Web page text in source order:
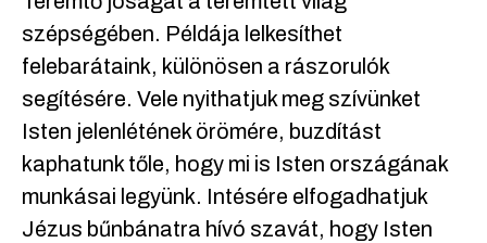
szépségében. Példája lelkesíthet
felebarátaink, különösen a rászorulók
segítésére. Vele nyithatjuk meg szívünket
Isten jelenlétének örömére, buzdítást
kaphatunk tőle, hogy mi is Isten országának
munkásai legyünk. Intésére elfogadhatjuk
Jézus bűnbánatra hívó szavát, hogy Isten